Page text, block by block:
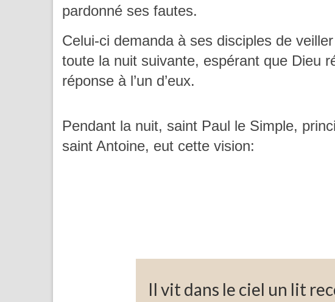
pardonné ses fautes.
Celui-ci demanda à ses disciples de
toute la nuit suivante, espérant que Dieu
réponse à l’un d’eux.
Pendant la nuit, saint Paul le Simple,
saint Antoine, eut cette vision:
Il vit dans le ciel un lit